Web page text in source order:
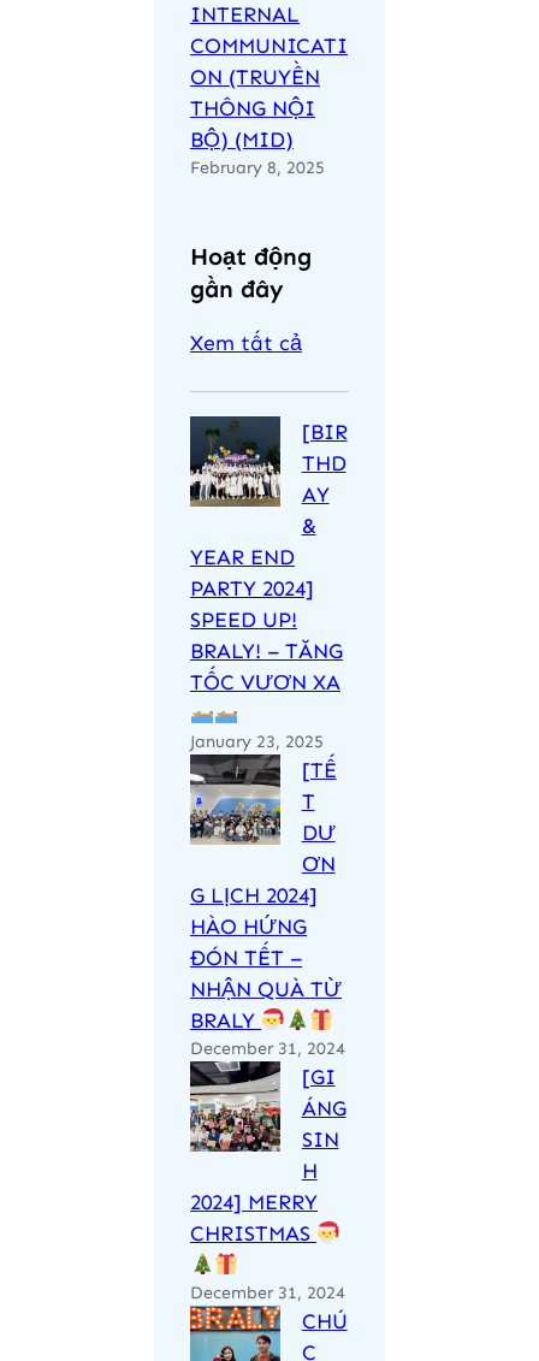
INTERNAL
COMMUNICATI
ON (TRUYỀN
THÔNG NỘI
BỘ) (MID)
February 8, 2025
Hoạt động
gần đây
Xem tất cả
[BIR
THD
AY
&
YEAR END
PARTY 2024]
SPEED UP!
BRALY! – TĂNG
TỐC VƯƠN XA
January 23, 2025
[TẾ
T
DƯ
ƠN
G LỊCH 2024]
HÀO HỨNG
ĐÓN TẾT –
NHẬN QUÀ TỪ
BRALY
December 31, 2024
[GI
ÁNG
SIN
H
2024] MERRY
CHRISTMAS
December 31, 2024
CHÚ
C